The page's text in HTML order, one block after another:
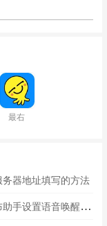
最右
器地址填写的方法
小布智能语音助手如何设置语音唤醒？小布助手设置语音唤醒的方法